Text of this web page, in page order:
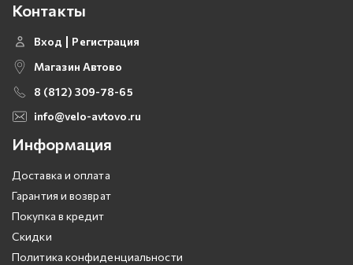
Контакты
Вход
Регистрация
Магазин Автово
8 (812) 309-78-65
info@velo-avtovo.ru
Информация
Доставка и оплата
Гарантия и возврат
Покупка в кредит
Скидки
Политика конфиденциальности